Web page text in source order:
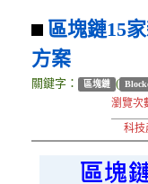
區塊鏈15
方案
關鍵字： 區塊鏈 (
瀏覽次
科技